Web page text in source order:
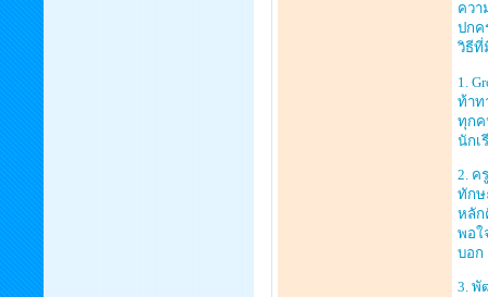
ควา
ปกค
วิธีที่
1.
ท้าท
ทุกค
นักเ
2. ค
ทักษ
หลัก
พอใ
บอก
3. พั